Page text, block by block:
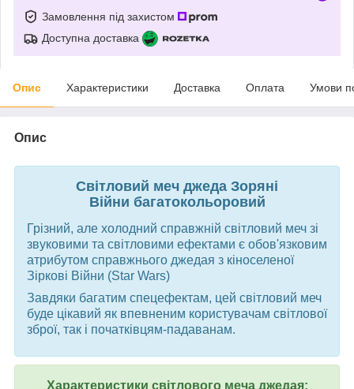
Замовлення під захистом
Доступна доставка
Опис Характеристики Доставка Оплата Умови
Опис
Світловий меч джеда Зоряні
Війни багатокольоровий
Грізний, але холодний справжній світловий меч зі
звуковими та світловими ефектами є обов'язковим
атрибутом справжнього джедая з кіноселеної
Зіркові Війни (Star Wars)
Завдяки багатим спецефектам, цей світловий меч
буде цікавий як впевненим користувачам світлової
зброї, так і початківцям-падаванам.
Характеристики світлового меча джедая: